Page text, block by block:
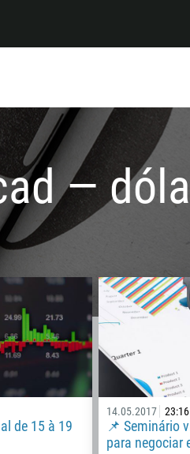
—
de 15 à 19
14.05.2017 23:16
📌 Seminário
para negociar